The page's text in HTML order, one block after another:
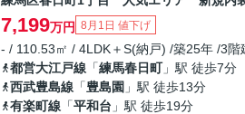
7,199万円 8月1日 値下げ
- / 110.53㎡ / 4LDK＋S(納戸) /築25年 /3階
都営大江戸線 「練馬春日町」駅 徒歩7分
西武豊島線 「豊島園 」駅 徒歩13分
有楽町線 「平和台 」駅 徒歩19分